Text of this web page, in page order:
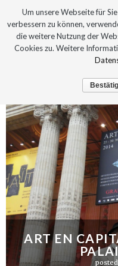
ART EN
Um unsere Webseite für
verbessern zu können,
die weitere Nutzung der
Cookies zu. Weitere